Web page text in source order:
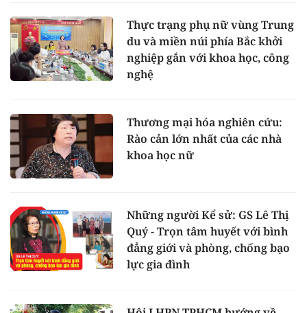
Thực trạng phụ nữ vùng Trung
du và miền núi phía Bắc khởi
nghiệp gắn với khoa học, công
nghệ
Thương mại hóa nghiên cứu:
Rào cản lớn nhất của các nhà
khoa học nữ
Những người Kể sử: GS Lê Thị
Quý - Trọn tâm huyết với bình
đẳng giới và phòng, chống bạo
lực gia đình